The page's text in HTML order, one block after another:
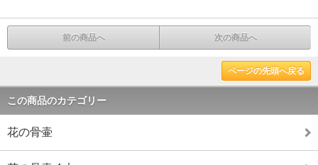
前の商品へ 次の商品へ
ページの先頭へ戻る
この商品のカテゴリー
花の骨壷